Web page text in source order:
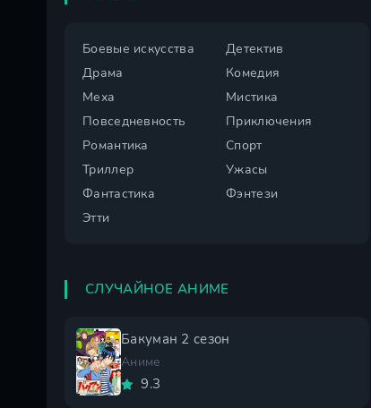
Боевые искусства
Детектив
Драма
Комедия
Меха
Мистика
Повседневность
Приключения
Романтика
Спорт
Триллер
Ужасы
Фантастика
Фэнтези
Этти
СЛУЧАЙНОЕ АНИМЕ
Бакуман 2 сезон
Аниме
9.3